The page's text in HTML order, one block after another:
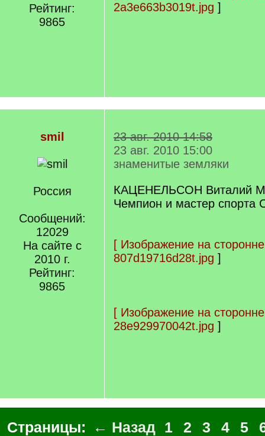
Рейтинг:
9865
2a3e663b3019t.jpg ]
smil
Россия
Сообщений:
12029
На сайте с
2010 г.
Рейтинг:
9865
23 авг. 2010 14:58
23 авг. 2010 15:00
знаменитые земляки
КАЦЕНЕЛЬСОН Виталий
Чемпион и мастер спорта
[ Изображение на
807d19716d28t.jpg ]
[ Изображение на
28e929970042t.jpg ]
Страницы: ← Назад 1 2 3 4 5